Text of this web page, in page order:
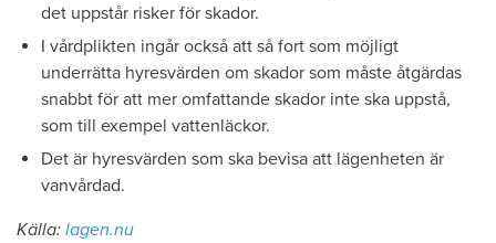
det uppstår risker för skador.
I vårdplikten ingår också att så fort som möjligt
underrätta hyresvärden om skador som måste åtgärdas
snabbt för att mer omfattande skador inte ska uppstå,
som till exempel vattenläckor.
Det är hyresvärden som ska bevisa att lägenheten är
vanvårdad.
Källa: lagen.nu